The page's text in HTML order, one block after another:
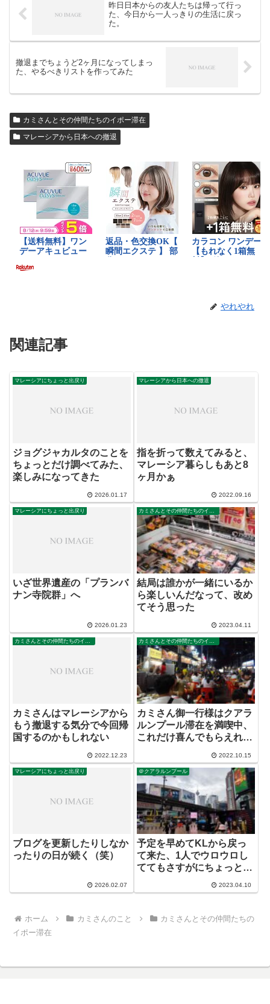
昨日日本からの友人たちは帰って行っ
た、今日から一人っきりの生活に戻っ
た。
撤退までちょうど2ヶ月になってしまっ
た、やるべきリストを作ってみた
カミさんとその仲間たちのイポー滞在
マレーシアから日本への撤退
やれやれ
関連記事
マレーシアにちょっと出戻り
ジョグジャカルタのことを
ちょっとだけ調べてみた、
楽しみになってきた
2026.01.17
マレーシアから日本への撤退
指を折って数えてみると、
マレーシア暮らしもあと8
ヶ月かぁ
2022.09.16
マレーシアにちょっと出戻り
いざ世界遺産の「プランバ
ナン寺院群」へ
2026.01.23
結局は誰かが一緒にいるか
ら楽しいんだなって、改め
てそう思った
2023.04.11
カミさんはマレーシアから
もう撤退する気分で今回帰
国するのかもしれない
2022.12.23
カミさん御一行様はクアラ
ルンプール滞在を満喫中、
これだけ喜んでもらえれ
2022.10.15
マレーシアにちょっと出戻り
ブログを更新したりしなか
ったりの日が続く（笑）
2026.02.07
＠クアラルンプール
予定を早めてKLから戻っ
て来た、1人でウロウロし
ててもさすがにちょっと飽
2023.04.10
ホーム カミさんのこと
カミさんとその仲間たちの
イポー滞在